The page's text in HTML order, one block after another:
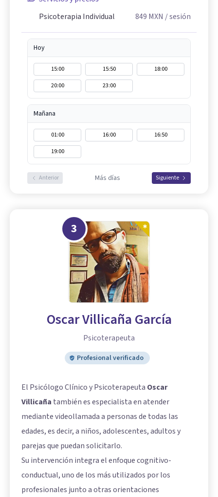
Psicoterapia Individual
849 MXN / sesión
Hoy
15:00 15:50
18:00
20:00
23:00
Mañana
01:00 16:00
16:50
19:00
Anterior Más días Siguiente
3
Oscar Villicaña García
Psicoterapeuta
Profesional verificado
El Psicólogo Clínico y Psicoterapeuta Oscar
Villicaña también es especialista en atender
mediante videollamada a personas de todas las
edades, es decir, a niños, adolescentes, adultos y
parejas que puedan solicitarlo.
Su intervención integra el enfoque cognitivo-
conductual, uno de los más utilizados por los
profesionales junto a otras orientaciones